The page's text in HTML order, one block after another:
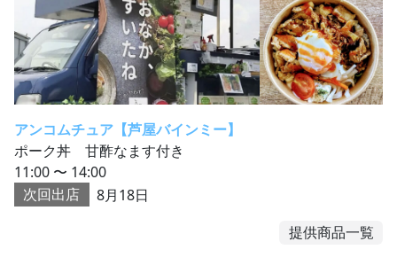
アンコムチュア【芦屋バインミー】
ポーク丼 甘酢なます付き
11:00 〜 14:00
次回出店
8月18日
提供商品一覧